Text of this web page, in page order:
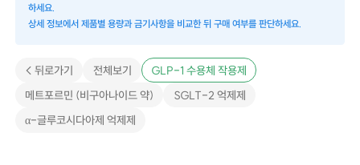
하세요.
상세 정보에서 제품별 용량과 금기사항을 비교한 뒤 구매 여부를 판단하세요.
< 뒤로가기 전체보기
GLP-1 수용체 작용제
메트포르민 (비구아나이드 약)
SGLT-2 억제제
α-글루코시다아제 억제제